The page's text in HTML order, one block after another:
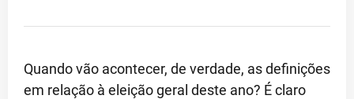
Quando vão acontecer, de verdade, as definições
em relação à eleição geral deste ano? É claro